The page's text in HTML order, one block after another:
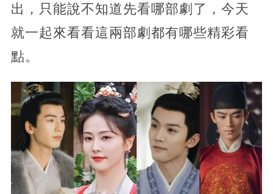
出，只能說不知道先看哪部劇了，今天
就一起來看看這兩部劇都有哪些精彩看
點。